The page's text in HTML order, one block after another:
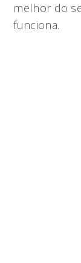
melhor do
funciona.